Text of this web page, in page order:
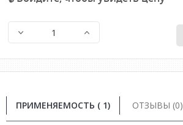
ПРИМЕНЯЕМОСТЬ ( 1) ОТЗЫВЫ (0)